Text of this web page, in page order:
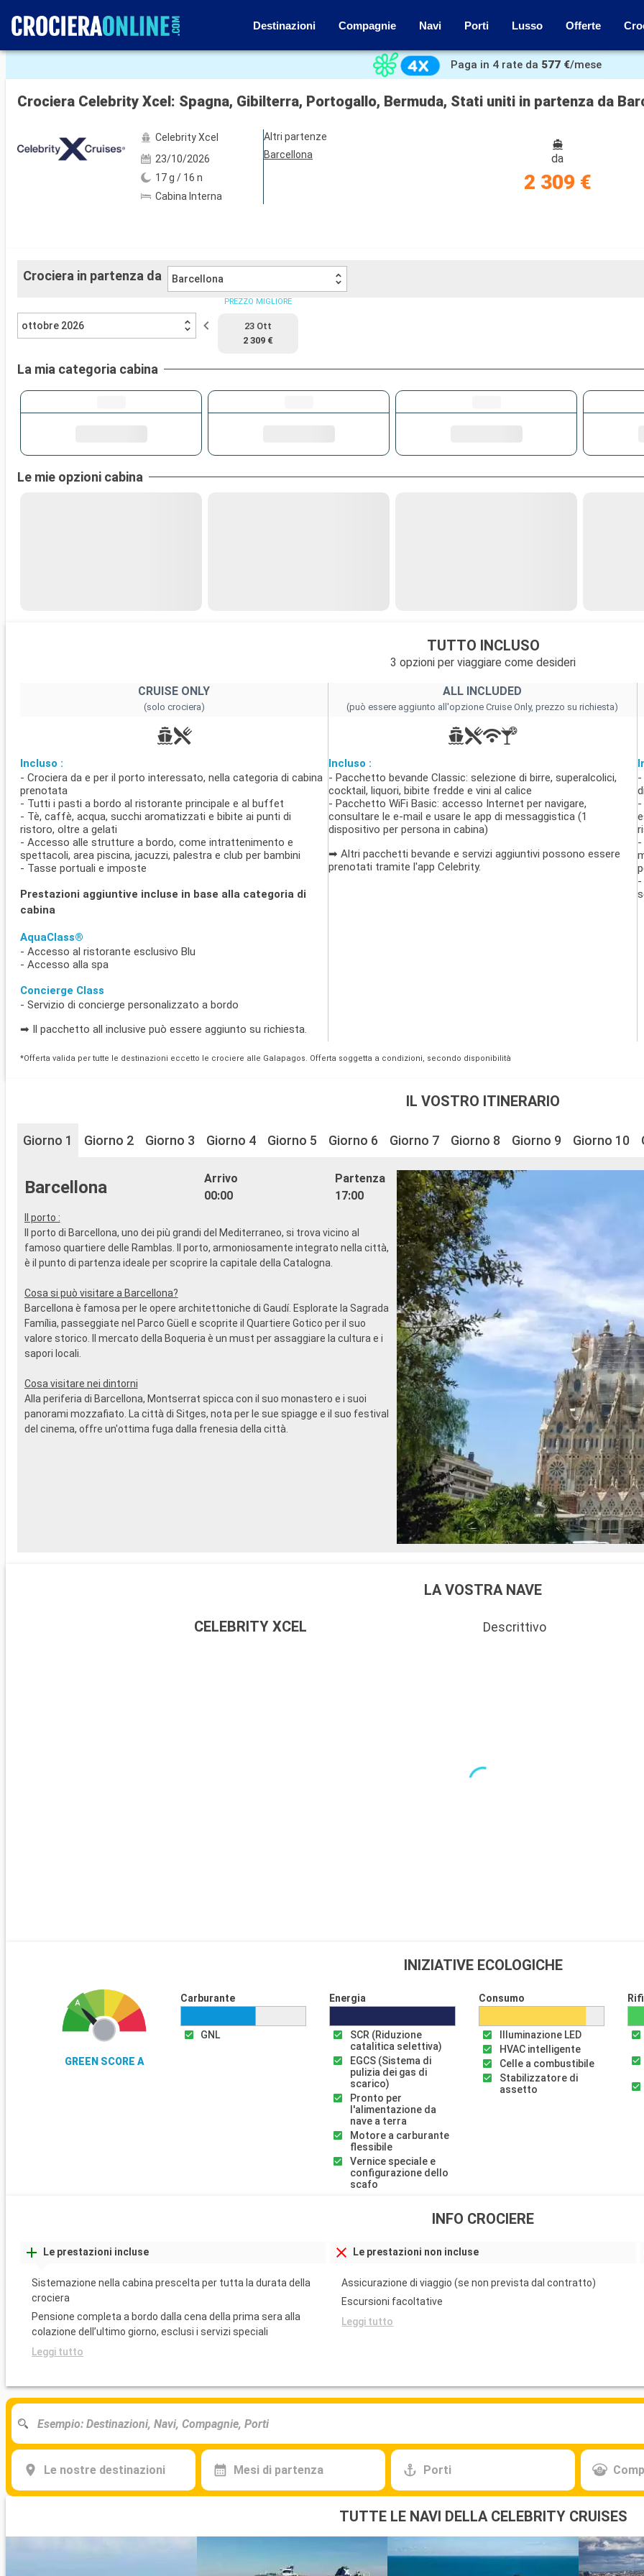
Destinazioni Compagnie Navi Porti Lusso Offerte
Mostra le altre 36 foto
Paga in 4 rate da 577 €/mese
Crociera Celebrity Xcel: Spagna, Gibilterra, Portogallo, Bermuda, Stati uniti in partenza da
Celebrity Xcel
23/10/2026
17 g / 16 n
Cabina Interna
Altri partenze
Barcellona
da
2 309 €
Crociera in partenza da Barcellona
ottobre 2026
PREZZO MIGLIORE
23 Ott
2 309 €
La mia categoria cabina
Le mie opzioni cabina
TUTTO INCLUSO
3 opzioni per viaggiare come desideri
CRUISE ONLY
(solo crociera)
Incluso :
- Crociera da e per il porto interessato, nella categoria di cabina
prenotata
- Tutti i pasti a bordo al ristorante principale e al buffet
- Tè, caffè, acqua, succhi aromatizzati e bibite ai punti di
ristoro, oltre a gelati
- Accesso alle strutture a bordo, come intrattenimento e
spettacoli, area piscina, jacuzzi, palestra e club per bambini
- Tasse portuali e imposte
Prestazioni aggiuntive incluse in base alla categoria di
cabina
AquaClass®
- Accesso al ristorante esclusivo Blu
- Accesso alla spa
Concierge Class
- Servizio di concierge personalizzato a bordo
➡ Il pacchetto all inclusive può essere aggiunto su richiesta.
ALL INCLUDED
(può essere aggiunto all'opzione Cruise Only, prezzo su richiesta)
Incluso :
- Pacchetto bevande Classic: selezione di birre, superalcolici,
cocktail, liquori, bibite fredde e vini al calice
- Pacchetto WiFi Basic: accesso Internet per navigare,
consultare le e-mail e usare le app di messaggistica (1
dispositivo per persona in cabina)
➡ Altri pacchetti bevande e servizi aggiuntivi possono essere
prenotati tramite l'app Celebrity.
-
-
-
-
*Offerta valida per tutte le destinazioni eccetto le crociere alle Galapagos. Offerta soggetta a condizioni, secondo disponibilità
IL VOSTRO ITINERARIO
Giorno 1 Giorno 2 Giorno 3 Giorno 4 Giorno 5 Giorno 6 Giorno 7 Giorno 8 Giorno 9 Giorno 10
Barcellona
Arrivo
00:00
Partenza
17:00
Il porto :
Il porto di Barcellona, uno dei più grandi del Mediterraneo, si trova vicino al
famoso quartiere delle Ramblas. Il porto, armoniosamente integrato nella città,
è il punto di partenza ideale per scoprire la capitale della Catalogna.
Cosa si può visitare a Barcellona?
Barcellona è famosa per le opere architettoniche di Gaudí. Esplorate la Sagrada
Família, passeggiate nel Parco Güell e scoprite il Quartiere Gotico per il suo
valore storico. Il mercato della Boqueria è un must per assaggiare la cultura e i
sapori locali.
Cosa visitare nei dintorni
Alla periferia di Barcellona, Montserrat spicca con il suo monastero e i suoi
panorami mozzafiato. La città di Sitges, nota per le sue spiagge e il suo festival
del cinema, offre un'ottima fuga dalla frenesia della città.
LA VOSTRA NAVE
CELEBRITY XCEL Descrittivo
INIZIATIVE ECOLOGICHE
GREEN SCORE A
Carburante
GNL
Energia
SCR (Riduzione
catalitica selettiva)
EGCS (Sistema di
pulizia dei gas di
scarico)
Pronto per
l'alimentazione da
nave a terra
Motore a carburante
flessibile
Vernice speciale e
configurazione dello
scafo
Consumo
Illuminazione LED
HVAC intelligente
Celle a combustibile
Stabilizzatore di
assetto
INFO CROCIERE
Le prestazioni incluse
Sistemazione nella cabina prescelta per tutta la durata della
crociera
Pensione completa a bordo dalla cena della prima sera alla
colazione dell’ultimo giorno, esclusi i servizi speciali
Leggi tutto
Le prestazioni non incluse
Assicurazione di viaggio (se non prevista dal contratto)
Escursioni facoltative
Leggi tutto
Le nostre destinazioni Mesi di partenza Porti
TUTTE LE NAVI DELLA CELEBRITY CRUISES